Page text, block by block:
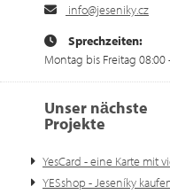
info@jeseniky.cz
Sprechzeiten:
Montag bis Freitag 08:00
Unser nächste
Projekte
YesCard - eine Karte mit
YESshop - Jeseníky